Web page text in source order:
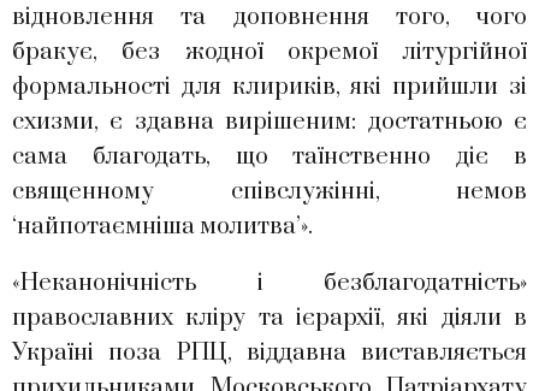
відновлення та доповнення того, чого
бракує, без жодної окремої літургійної
формальності для клириків, які прийшли зі
схизми, є здавна вирішеним: достатньою є
сама благодать, що таїнственно діє в
священному співслужінні, немов
‘найпотаємніша молитва’».
«Неканонічність і безблагодатність»
православних кліру та ієрархії, які діяли в
Україні поза РПЦ, віддавна виставляється